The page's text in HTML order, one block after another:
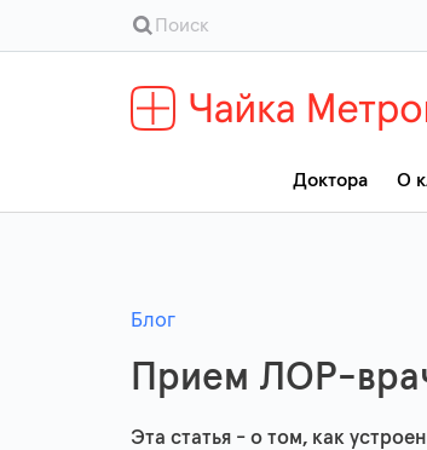
Доктора О
Блог
Прием ЛОР-
Эта статья - о том, как